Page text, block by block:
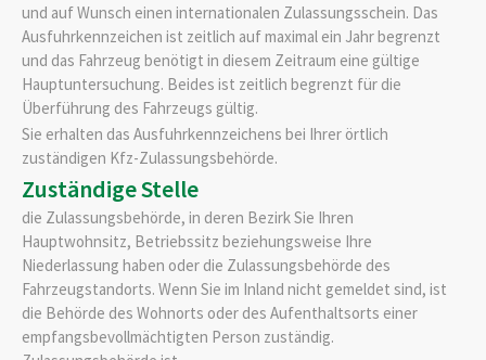
und auf Wunsch einen internationalen Zulassungsschein. Das
Ausfuhrkennzeichen ist zeitlich auf maximal ein Jahr begrenzt
und das Fahrzeug benötigt in diesem Zeitraum eine gültige
Hauptuntersuchung. Beides ist zeitlich begrenzt für die
Überführung des Fahrzeugs gültig.
Sie erhalten das Ausfuhrkennzeichens bei Ihrer örtlich
zuständigen Kfz-Zulassungsbehörde.
Zuständige Stelle
die Zulassungsbehörde, in deren Bezirk Sie Ihren
Hauptwohnsitz, Betriebssitz beziehungsweise Ihre
Niederlassung haben oder die Zulassungsbehörde des
Fahrzeugstandorts. Wenn Sie im Inland nicht gemeldet sind, ist
die Behörde des Wohnorts oder des Aufenthaltsorts einer
empfangsbevollmächtigten Person zuständig.